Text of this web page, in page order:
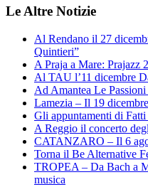
Le Altre Notizie
Al Rendano il 27
Quintieri”
A Praja a Mare: Prajazz
Al TAU l’11 dicembre
Ad Amantea Le
Lamezia – Il 19
Gli appuntamenti di
A Reggio il concerto
CATANZARO – Il 6
Torna il Be Alternative
TROPEA – Da Bach a
musica